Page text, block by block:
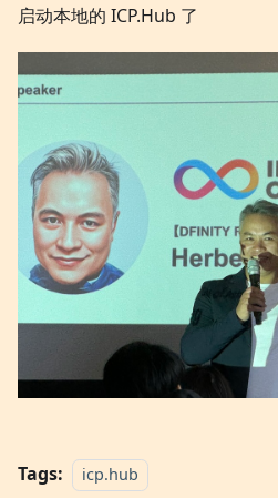
启动本地的 ICP.Hub 了
Tags: icp.hub